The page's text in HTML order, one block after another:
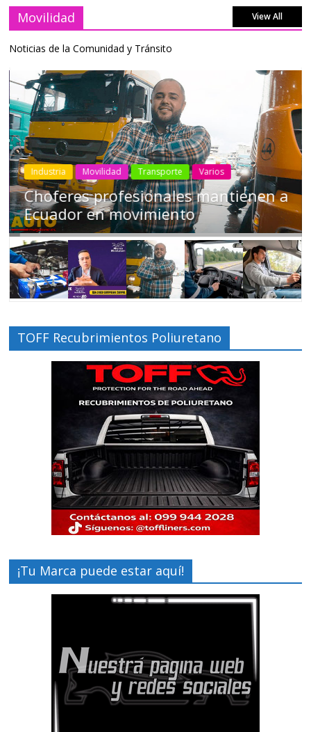
Movilidad View All
Noticias de la Comunidad y Tránsito
Industria Movilidad Transporte Varios
Conducir cansado puede ser tan
peligroso como manejar ‘tomado’
TOFF Recubrimientos Poliuretano
¡Tu Marca puede estar aquí!